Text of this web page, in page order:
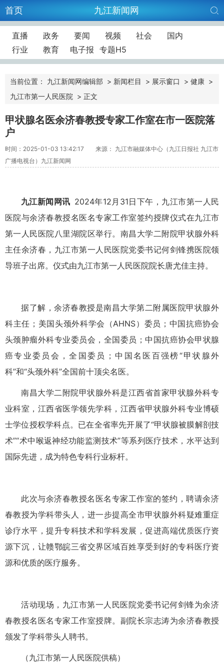
首页 九江新闻网
直播 政务 要闻 视频 社会
国内
行业
教育 电子报 专题H5
当前位置： 九江新闻网编辑部 > 新闻栏目 > 展示窗口 > 健康 >
九江市第一人民医院 > 正文
甲状腺名医余济春教授专家工作室在市一医院落
户
时间：2025-01-03 13:42:17
来源： 九江市融媒体中心（九江日报社 九江市
广播电视台）九江新闻网
九江新闻网讯 2024年12月31日下午，九江市第一人民
医院与余济春教授名医名专家工作室签约授牌仪式在九江市
第一人民医院八里湖院区举行。南昌大学二附院甲状腺外科
主任余济春，九江市第一人民医院党委书记何剑锋携医院领
导班子出席。仪式由九江市第一人民医院院长唐尤佳主持。
据了解，余济春教授是南昌大学第二附属医院甲状腺外
科主任；美国头颈外科学会（AHNS）委员；中国抗癌协会
头颈肿瘤外科专业委员会，全国委员；中国抗癌协会甲状腺
癌专业委员会，全国委员；中国名医百强榜“甲状腺外
科”和“头颈外科”全国前十顶尖名医。
南昌大学二附院甲状腺外科是江西省首家甲状腺外科专
业科室，江西省医学领先学科，江西省甲状腺外科专业博硕
士学位授权学科点。已在全省率先开展了“甲状腺被膜解剖技
术”“术中喉返神经功能监测技术”等系列医疗技术，水平达到
国际先进，成为特色专科行业标杆。
此次与余济春教授名医名专家工作室的签约，聘请余济
春教授为学科带头人，进一步提高全市甲状腺外科疑难重症
诊疗水平，提升专科技术和学科发展，促进高端优质医疗资
源下沉，让赣鄂皖三省交界区域百姓享受到好的专科医疗资
源和优质的医疗服务。
活动现场，九江市第一人民医院党委书记何剑锋为余济
春教授名医名专家工作室授牌。副院长宗志涛为余济春教授
颁发了学科带头人聘书。
（九江市第一人民医院供稿）